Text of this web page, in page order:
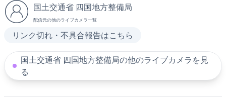
国土交通省 四国地方整備局
配信元の他のライブカメラ一覧
リンク切れ・不具合報告はこちら
国土交通省 四国地方整備局の他のライブカメラを見
る